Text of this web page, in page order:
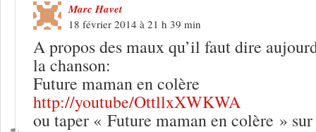
Marc Havet
18 février 2014 à 21 h 39 min
A propos des maux qu’il faut dire
la chanson:
Future maman en colère
http://youtube/OttllxXWKWA
ou taper « Future maman en colère »